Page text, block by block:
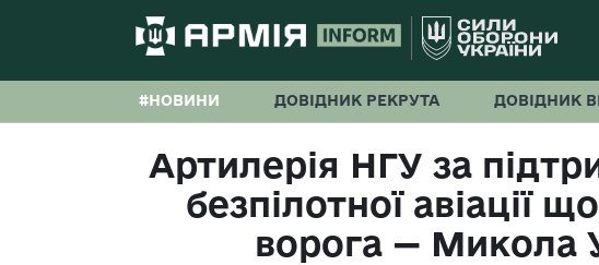
#НОВИНИ ДОВІДНИК РЕКРУТА ДОВІДНИК
Артилерія НГУ за
безпілотної авіації
ворога — Микола